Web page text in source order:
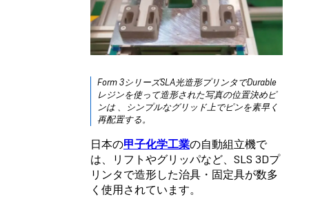
Form 3シリーズSLA光造形プリンタでDurable
レジンを使って造形された写真の位置決めピ
ンは 、シンプルなグリッド上でピンを素早く
再配置する。
日本の甲子化学工業の自動組立機で
は、リフトやグリッパなど、SLS 3Dプ
リンタで造形した治具・固定具が数多
く使用されています。